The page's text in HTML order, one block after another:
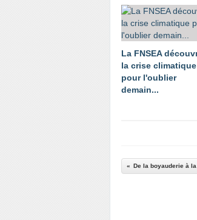
La FNSEA
la crise climatique
pour l'oublier
demain...
De la boyauderie à